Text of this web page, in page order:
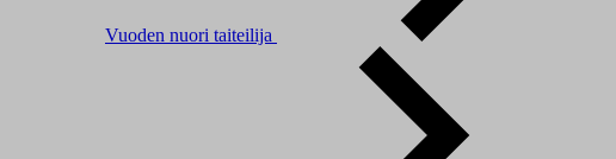
Vuoden nuori taiteilija